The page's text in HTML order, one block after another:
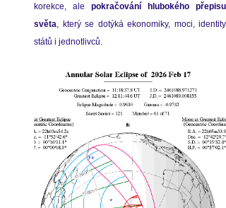
korekce, ale pokračování hlubokého přepisu
světa , který se dotýká ekonomiky, moci, identity
států i jednotlivců.